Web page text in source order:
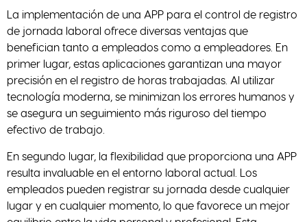
La implementación de una APP para el control de registro
de jornada laboral ofrece diversas ventajas que
benefician tanto a empleados como a empleadores. En
primer lugar, estas aplicaciones garantizan una mayor
precisión en el registro de horas trabajadas. Al utilizar
tecnología moderna, se minimizan los errores humanos y
se asegura un seguimiento más riguroso del tiempo
efectivo de trabajo.
En segundo lugar, la flexibilidad que proporciona una APP
resulta invaluable en el entorno laboral actual. Los
empleados pueden registrar su jornada desde cualquier
lugar y en cualquier momento, lo que favorece un mejor